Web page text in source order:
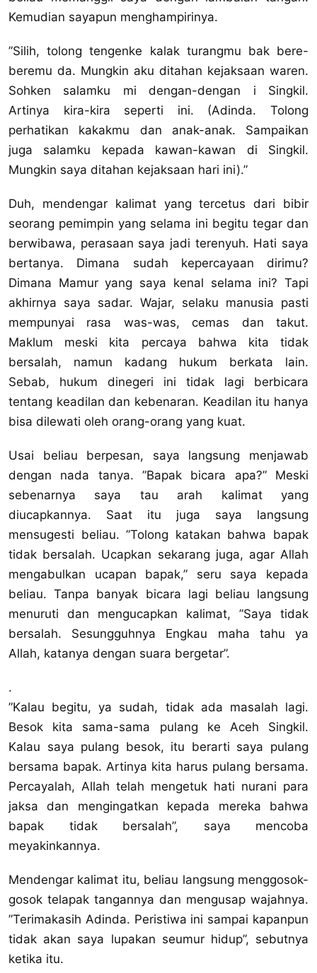
Kemudian sayapun menghampirinya.
”Silih, tolong tengenke kalak turangmu bak bere-
beremu da. Mungkin aku ditahan kejaksaan waren.
Sohken salamku mi dengan-dengan i Singkil.
Artinya kira-kira seperti ini. (Adinda. Tolong
perhatikan kakakmu dan anak-anak. Sampaikan
juga salamku kepada kawan-kawan di Singkil.
Mungkin saya ditahan kejaksaan hari ini).”
Duh, mendengar kalimat yang tercetus dari bibir
seorang pemimpin yang selama ini begitu tegar dan
berwibawa, perasaan saya jadi terenyuh. Hati saya
bertanya. Dimana sudah kepercayaan dirimu?
Dimana Mamur yang saya kenal selama ini? Tapi
akhirnya saya sadar. Wajar, selaku manusia pasti
mempunyai rasa was-was, cemas dan takut.
Maklum meski kita percaya bahwa kita tidak
bersalah, namun kadang hukum berkata lain.
Sebab, hukum dinegeri ini tidak lagi berbicara
tentang keadilan dan kebenaran. Keadilan itu hanya
bisa dilewati oleh orang-orang yang kuat.
Usai beliau berpesan, saya langsung menjawab
dengan nada tanya. ”Bapak bicara apa?” Meski
sebenarnya saya tau arah kalimat yang
diucapkannya. Saat itu juga saya langsung
mensugesti beliau. ”Tolong katakan bahwa bapak
tidak bersalah. Ucapkan sekarang juga, agar Allah
mengabulkan ucapan bapak,” seru saya kepada
beliau. Tanpa banyak bicara lagi beliau langsung
menuruti dan mengucapkan kalimat, ”Saya tidak
bersalah. Sesungguhnya Engkau maha tahu ya
Allah, katanya dengan suara bergetar”.
.
”Kalau begitu, ya sudah, tidak ada masalah lagi.
Besok kita sama-sama pulang ke Aceh Singkil.
Kalau saya pulang besok, itu berarti saya pulang
bersama bapak. Artinya kita harus pulang bersama.
Percayalah, Allah telah mengetuk hati nurani para
jaksa dan mengingatkan kepada mereka bahwa
bapak tidak bersalah”, saya mencoba
meyakinkannya.
Mendengar kalimat itu, beliau langsung menggosok-
gosok telapak tangannya dan mengusap wajahnya.
”Terimakasih Adinda. Peristiwa ini sampai kapanpun
tidak akan saya lupakan seumur hidup”, sebutnya
ketika itu.